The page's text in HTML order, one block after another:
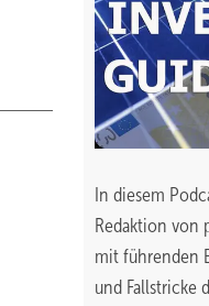
In diesem
Redaktion von
mit führenden
und Fallstricke